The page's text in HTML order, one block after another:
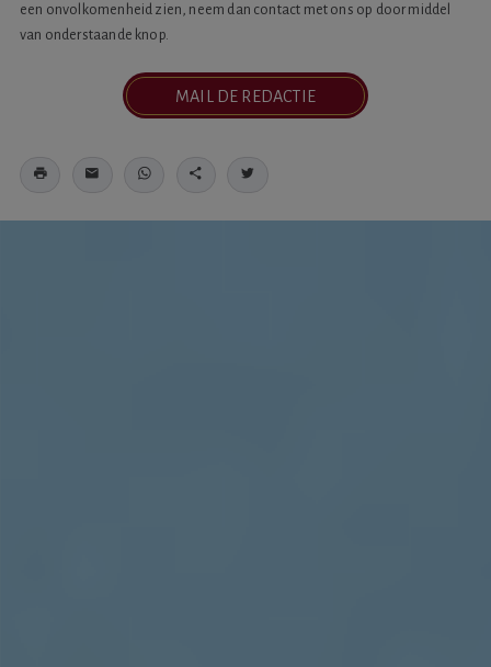
een onvolkomenheid zien, neem dan contact met ons op door middel
van onderstaande knop.
MAIL DE REDACTIE